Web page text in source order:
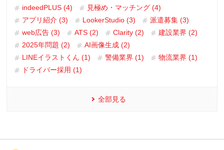
indeedPLUS (4)
見極め・マッチング (4)
アプリ紹介 (3)
LookerStudio (3)
派遣募集 (3)
web広告 (3)
ATS (2) Clarity (2)
建設業界 (2)
2025年問題 (2)
AI画像生成 (2)
LINEイラストくん (1)
警備業界 (1)
物流業界 (1)
ドライバー採用 (1)
全部見る